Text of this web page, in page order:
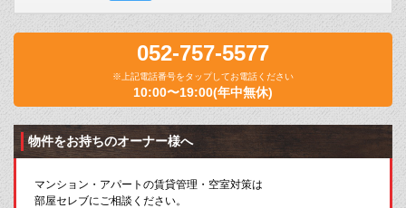
052-757-5577
※上記電話番号をタップしてお電話ください
10:00〜19:00(年中無休)
物件をお持ちのオーナー様へ
マンション・アパートの賃貸管理・空室対策は
部屋セレブにご相談ください。